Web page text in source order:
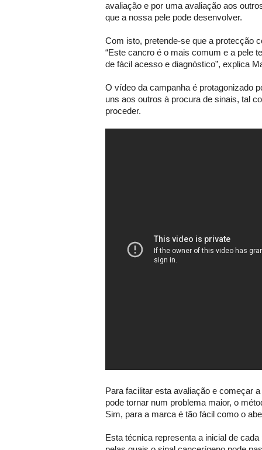
avaliação e por uma avaliação aos
que a nossa pele pode desenvolver.
Com isto, pretende-se que a protecção
“Este cancro é o mais comum e a pele
de fácil acesso e diagnóstico”, explica
O vídeo da campanha é protagonizado
uns aos outros à procura de sinais, tal
proceder.
Para facilitar esta avaliação e começar
pode tornar num problema maior, o
Sim, para a marca é tão fácil como o
Esta técnica representa a inicial de